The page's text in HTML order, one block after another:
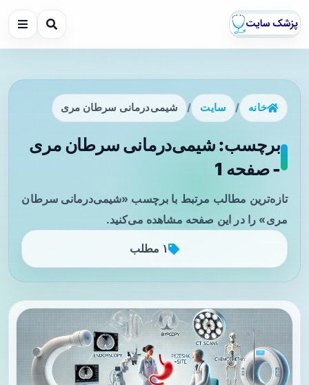
خانه / سایت / شیمی‌درمانی سرطان مری
برچسب: شیمی‌درمانی سرطان مری
- صفحه 1
تازه‌ترین مطالب مرتبط با برچسب «شیمی‌درمانی سرطان
مری» را در این صفحه مشاهده می‌کنید.
۱ مطلب